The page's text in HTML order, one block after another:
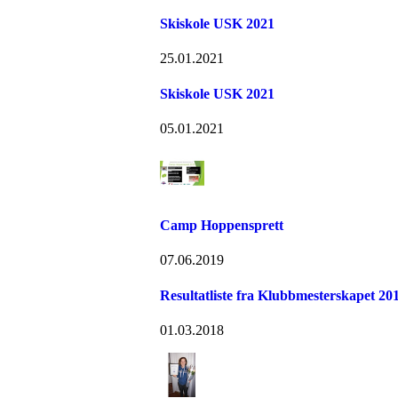
Skiskole USK 2021
25.01.2021
Skiskole USK 2021
05.01.2021
Camp Hoppensprett
07.06.2019
Resultatliste fra Klubbmesterskapet
01.03.2018